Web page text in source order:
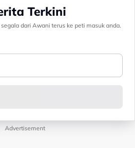
Terkini
dari Awani terus ke peti masuk anda.
Advertisement